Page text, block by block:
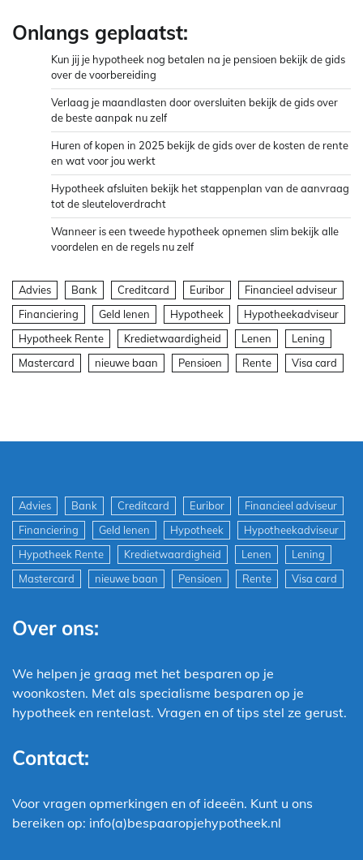
Onlangs geplaatst:
Kun jij je hypotheek nog betalen na je pensioen bekijk de gids
over de voorbereiding
Verlaag je maandlasten door oversluiten bekijk de gids over
de beste aanpak nu zelf
Huren of kopen in 2025 bekijk de gids over de kosten de rente
en wat voor jou werkt
Hypotheek afsluiten bekijk het stappenplan van de aanvraag
tot de sleuteloverdracht
Wanneer is een tweede hypotheek opnemen slim bekijk alle
voordelen en de regels nu zelf
Advies Bank Creditcard Euribor
Financieel adviseur
Financiering
Geld lenen Hypotheek
Hypotheekadviseur
Hypotheek Rente
Kredietwaardigheid Lenen
Lening
Mastercard
nieuwe baan Pensioen Rente Visa card
Advies Bank Creditcard Euribor
Financieel adviseur
Financiering
Geld lenen Hypotheek
Hypotheekadviseur
Hypotheek Rente
Kredietwaardigheid Lenen
Lening
Mastercard
nieuwe baan Pensioen Rente Visa card
Over ons:
We helpen je graag met het besparen op je
woonkosten. Met als specialisme besparen op je
hypotheek en rentelast. Vragen en of tips stel ze gerust.
Contact:
Voor vragen opmerkingen en of ideeën. Kunt u ons
bereiken op: info(a)bespaaropjehypotheek.nl